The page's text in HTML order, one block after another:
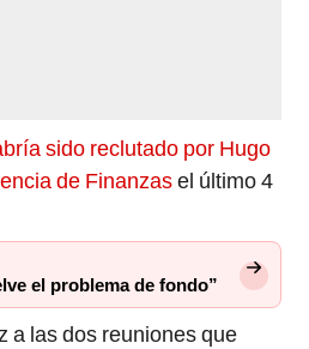
sido reclutado por Hugo
de Finanzasel último 4
el problema de fondo”
a las dos reuniones que